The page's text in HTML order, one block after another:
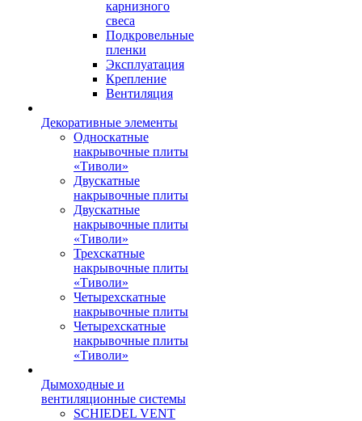
карнизного
свеса
Подкровельные
пленки
Эксплуатация
Крепление
Вентиляция
Декоративные элементы
Односкатные
накрывочные плиты
«Тиволи»
Двускатные
накрывочные плиты
Двускатные
накрывочные плиты
«Тиволи»
Трехскатные
накрывочные плиты
«Тиволи»
Четырехскатные
накрывочные плиты
Четырехскатные
накрывочные плиты
«Тиволи»
Дымоходные и
вентиляционные системы
SCHIEDEL VENT